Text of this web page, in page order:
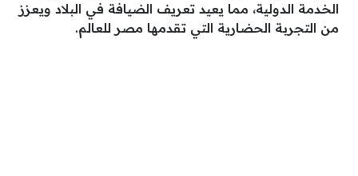
الخدمة الدولية، مما يعيد تعريف الضيافة في البلاد ويعزز
من التجربة الحضارية التي تقدمها مصر للعالم.